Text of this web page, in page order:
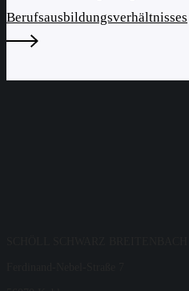
Berufsausbildungsverhältnisses